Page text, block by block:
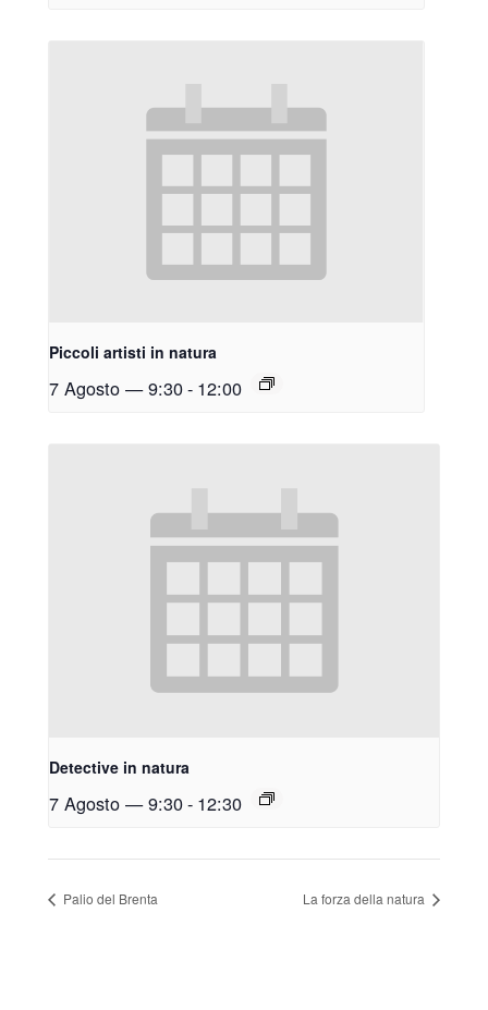
Piccoli artisti in natura
7 Agosto — 9:30- 12:00
Detective in natura
7 Agosto — 9:30- 12:30
Palio del Brenta La forza della natura